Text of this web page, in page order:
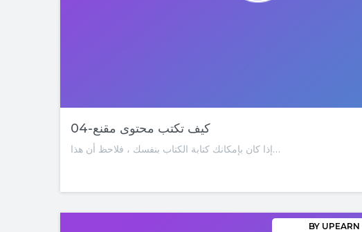
04-كيف تكتب محتوى مقنع
إذا كان بإمكانك كتابة الكتاب بنفسك ، فلاحظ أن هذا…
BY UPEARN